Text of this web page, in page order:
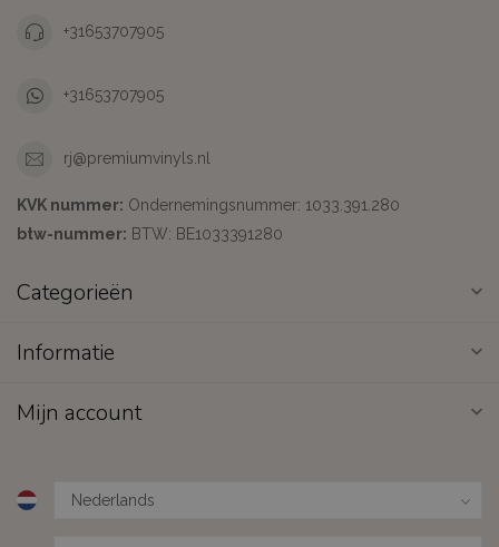
+31653707905
+31653707905
rj@premiumvinyls.nl
KVK nummer: Ondernemingsnummer: 1033.391.280
btw-nummer: BTW: BE1033391280
Categorieën
Informatie
Mijn account